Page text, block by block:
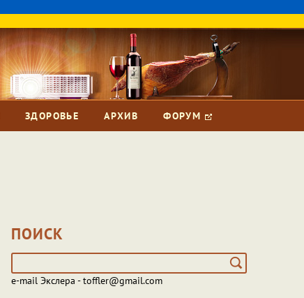
ЗДОРОВЬЕ АРХИВ ФОРУМ
ПОИСК
e-mail Экслера - toffler@gmail.com